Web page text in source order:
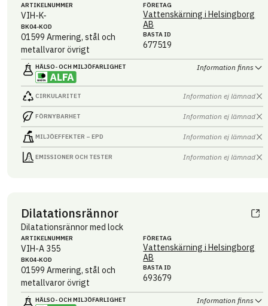
ARTIKEL­NUMMER
VIH-K-
BK04-KOD
01599 Armering, stål och
metallvaror övrigt
FÖRETAG
Vattenskärning i Helsingborg
AB
BASTA ID
677519
HÄLSO- OCH MILJÖ­FARLIGHET Information finns
CIRKULARITET Information ej lämnad
FÖRNYBARHET Information ej lämnad
MILJÖEFFEKTER – EPD Information ej lämnad
EMISSIONER OCH TESTER Information ej lämnad
Dilatationsrännor
Dilatationsrännor med lock
ARTIKEL­NUMMER
VIH-A 355
BK04-KOD
01599 Armering, stål och
metallvaror övrigt
FÖRETAG
Vattenskärning i Helsingborg
AB
BASTA ID
693679
HÄLSO- OCH MILJÖ­FARLIGHET Information finns